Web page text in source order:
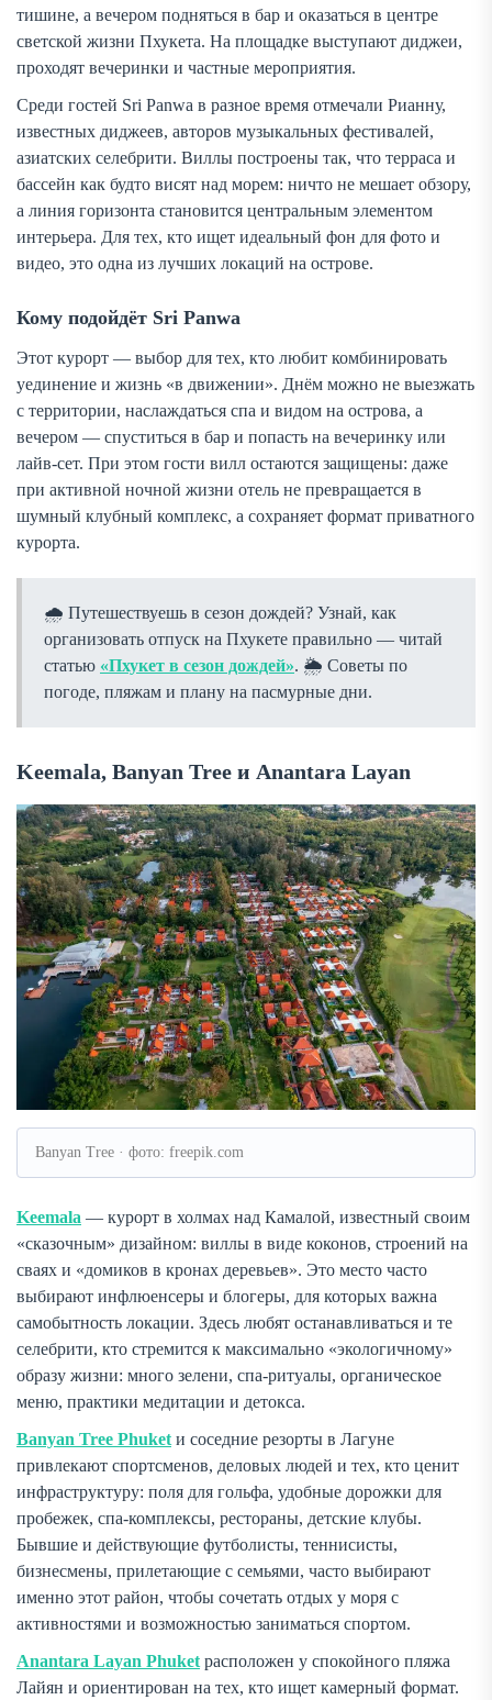
тишине, а вечером подняться в бар и оказаться в центре
светской жизни Пхукета. На площадке выступают диджеи,
проходят вечеринки и частные мероприятия.
Среди гостей Sri Panwa в разное время отмечали Рианну,
известных диджеев, авторов музыкальных фестивалей,
азиатских селебрити. Виллы построены так, что терраса и
бассейн как будто висят над морем: ничто не мешает обзору,
а линия горизонта становится центральным элементом
интерьера. Для тех, кто ищет идеальный фон для фото и
видео, это одна из лучших локаций на острове.
Кому подойдёт Sri Panwa
Этот курорт — выбор для тех, кто любит комбинировать
уединение и жизнь «в движении». Днём можно не выезжать
с территории, наслаждаться спа и видом на острова, а
вечером — спуститься в бар и попасть на вечеринку или
лайв-сет. При этом гости вилл остаются защищены: даже
при активной ночной жизни отель не превращается в
шумный клубный комплекс, а сохраняет формат приватного
курорта.
🌧 Путешествуешь в сезон дождей? Узнай, как
организовать отпуск на Пхукете правильно — читай
статью «Пхукет в сезон дождей». 🌦 Советы по
погоде, пляжам и плану на пасмурные дни.
Keemala, Banyan Tree и Anantara Layan
Banyan Tree · фото: freepik.com
Keemala — курорт в холмах над Камалой, известный своим
«сказочным» дизайном: виллы в виде коконов, строений на
сваях и «домиков в кронах деревьев». Это место часто
выбирают инфлюенсеры и блогеры, для которых важна
самобытность локации. Здесь любят останавливаться и те
селебрити, кто стремится к максимально «экологичному»
образу жизни: много зелени, спа-ритуалы, органическое
меню, практики медитации и детокса.
Banyan Tree Phuketи соседние резорты в Лагуне
привлекают спортсменов, деловых людей и тех, кто ценит
инфраструктуру: поля для гольфа, удобные дорожки для
пробежек, спа-комплексы, рестораны, детские клубы.
Бывшие и действующие футболисты, теннисисты,
бизнесмены, прилетающие с семьями, часто выбирают
именно этот район, чтобы сочетать отдых у моря с
активностями и возможностью заниматься спортом.
Anantara Layan Phuketрасположен у спокойного пляжа
Лайян и ориентирован на тех, кто ищет камерный формат.